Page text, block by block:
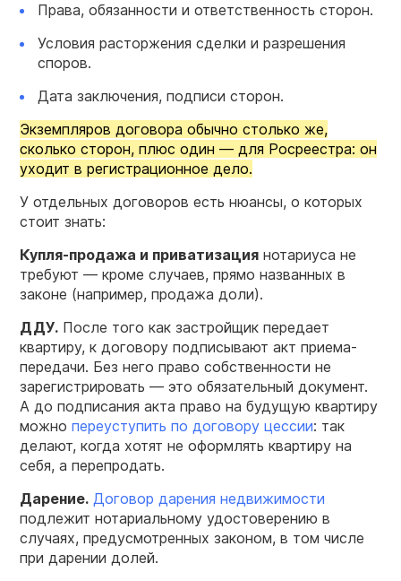
Права, обязанности и ответственность сторон.
Условия расторжения сделки и разрешения
споров.
Дата заключения, подписи сторон.
Экземпляров договора обычно столько же,
сколько сторон, плюс один — для Росреестра: он
уходит в регистрационное дело.
У отдельных договоров есть нюансы, о которых
стоит знать:
Купля-продажа и приватизация нотариуса не
требуют — кроме случаев, прямо названных в
законе (например, продажа доли).
ДДУ. После того как застройщик передает
квартиру, к договору подписывают акт приема-
передачи. Без него право собственности не
зарегистрировать — это обязательный документ.
А до подписания акта право на будущую квартиру
можно переуступить по договору цессии: так
делают, когда хотят не оформлять квартиру на
себя, а перепродать.
Дарение. Договор дарения недвижимости
подлежит нотариальному удостоверению в
случаях, предусмотренных законом, в том числе
при дарении долей.